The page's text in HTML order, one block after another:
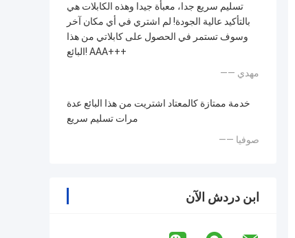
تسليم سريع جدا، معبأة جيدا وهذه الكابلات هي
بالتأكيد عالية الجودة! لم اشتري في أي مكان آخر
وسوف تستمر في الحصول على كابلاتي من هذا
البائع! AAA+++
—— مهدي
خدمة ممتازة كالمعتاد اشتريت من هذا البائع عدة
مرات تسليم سريع
—— صوفيا
ابن دردش الآن